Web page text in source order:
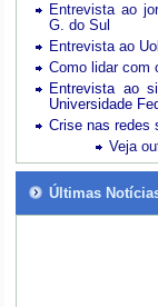
Entrevista ao
G. do Sul
Entrevista ao
Como lidar com
Entrevista ao
Universidade
Crise nas redes
Veja
Últimas